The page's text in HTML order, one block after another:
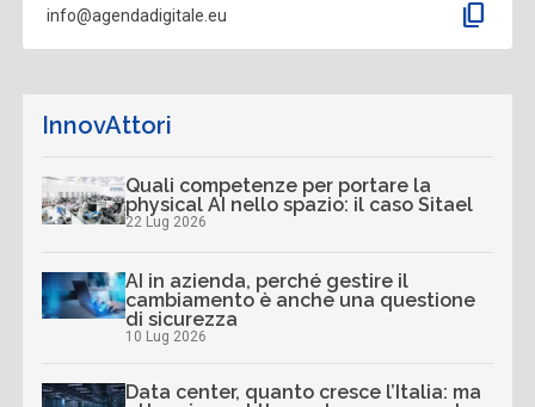
info@agendadigitale.eu content_copy
InnovAttori
Quali competenze per portare la
physical AI nello spazio: il caso Sitael
22 Lug 2026
AI in azienda, perché gestire il
cambiamento è anche una questione
di sicurezza
10 Lug 2026
Data center, quanto cresce l’Italia: ma